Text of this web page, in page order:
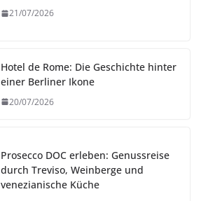
21/07/2026
Hotel de Rome: Die Geschichte hinter
einer Berliner Ikone
20/07/2026
Prosecco DOC erleben: Genussreise
durch Treviso, Weinberge und
venezianische Küche